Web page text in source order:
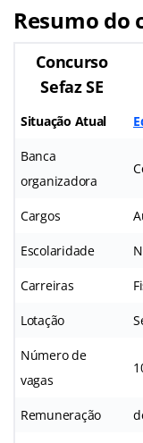
Resumo do
Concurso
Sefaz SE
Situação Atual
Banca
organizadora
Cargos
Escolaridade
Carreiras
Lotação
Número de
vagas
Remuneração